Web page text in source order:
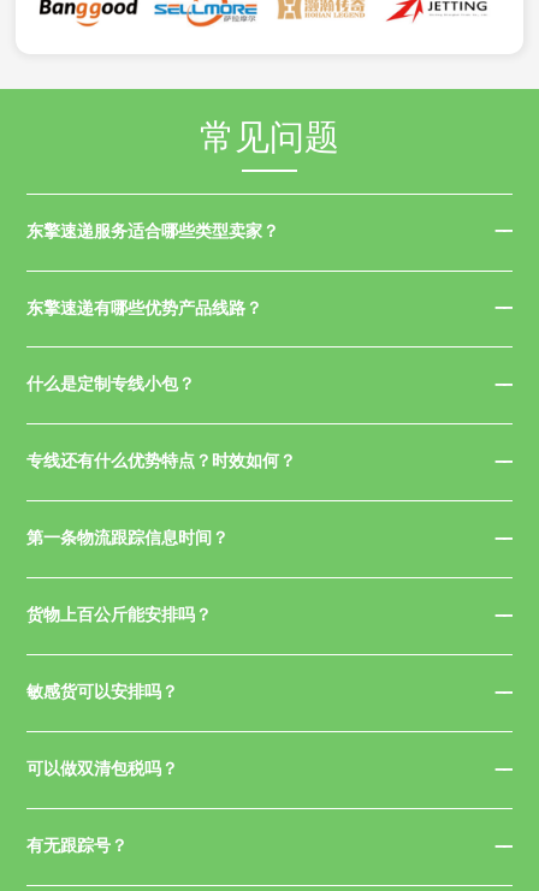
常见问题
东擎速递服务适合哪些类型卖家？
东擎速递有哪些优势产品线路？
什么是定制专线小包？
专线还有什么优势特点？时效如何？
第一条物流跟踪信息时间？
货物上百公斤能安排吗？
敏感货可以安排吗？
可以做双清包税吗？
有无跟踪号？